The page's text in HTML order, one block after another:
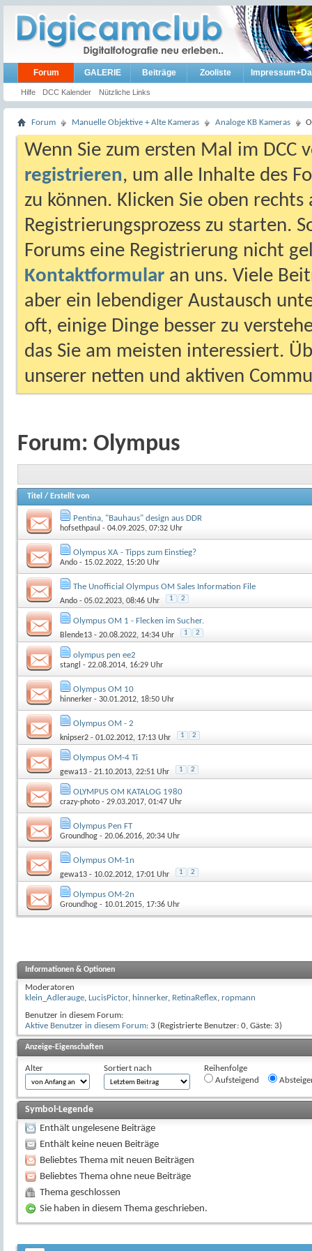
Forum
Hilfe DCC Kalender Nützliche Links
GALERIE Beiträge Zooliste
Forum Manuelle Objektive + Alte Kameras Analoge KB Kameras
Wenn Sie zum ersten Mal im DCC
registrieren, um alle Inhalte des
zu können. Klicken Sie oben
Registrierungsprozess zu starten.
Forums eine Registrierung nicht
Kontaktformular an uns. Viele
aber ein lebendiger Austausch
oft, einige Dinge besser zu
das Sie am meisten interessiert.
unserer netten und aktiven
Forum: Olympus
Titel / Erstellt von
Pentina, "Bauhaus" design aus DDR
hofsethpaul - 04.09.2025, 07:32 Uhr
Olympus XA - Tipps zum Einstieg?
Ando - 15.02.2022, 15:20 Uhr
The Unofficial Olympus OM Sales Information File
Ando - 05.02.2023, 08:46 Uhr 1 2
Olympus OM 1 - Flecken im Sucher.
Blende13 - 20.08.2022, 14:34 Uhr 1 2
olympus pen ee2
stangl - 22.08.2014, 16:29 Uhr
Olympus OM 10
hinnerker - 30.01.2012, 18:50 Uhr
Olympus OM - 2
knipser2 - 01.02.2012, 17:13 Uhr 1 2
Olympus OM-4 Ti
gewa13 - 21.10.2013, 22:51 Uhr 1 2
OLYMPUS OM KATALOG 1980
crazy-photo - 29.03.2017, 01:47 Uhr
Olympus Pen FT
Groundhog - 20.06.2016, 20:34 Uhr
Olympus OM-1n
gewa13 - 10.02.2012, 17:01 Uhr 1 2
Olympus OM-2n
Groundhog - 10.01.2015, 17:36 Uhr
Informationen & Optionen
Moderatoren
klein_Adlerauge, LucisPictor, hinnerker, RetinaReflex, ropmann
Benutzer in diesem Forum:
Aktive Benutzer in diesem Forum: 3 (Registrierte Benutzer: 0, Gäste: 3)
Anzeige-Eigenschaften
Alter Sortiert nach
Reihenfolge
Aufsteigend
Symbol-Legende
Enthält ungelesene Beiträge
Enthält keine neuen Beiträge
Beliebtes Thema mit neuen Beiträgen
Beliebtes Thema ohne neue Beiträge
Thema geschlossen
Sie haben in diesem Thema geschrieben.